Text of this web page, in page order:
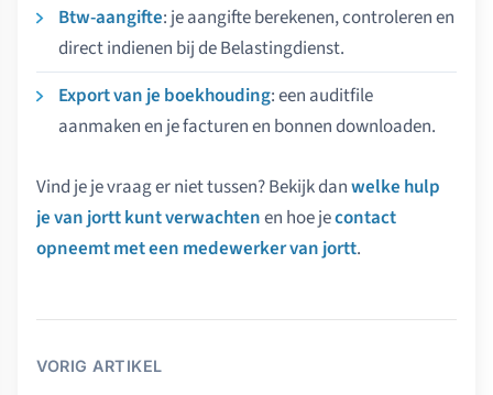
Btw-aangifte: je aangifte berekenen, controleren en
direct indienen bij de Belastingdienst.
Export van je boekhouding: een auditfile
aanmaken en je facturen en bonnen downloaden.
Vind je je vraag er niet tussen? Bekijk danwelke hulp
je van jortt kunt verwachtenen hoe jecontact
opneemt met een medewerker van jortt.
VORIG ARTIKEL